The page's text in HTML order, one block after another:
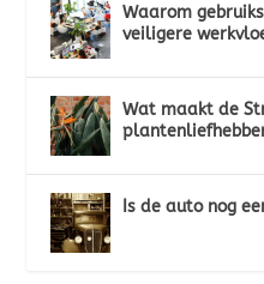
Waarom
veiligere
Wat maakt de
Is de auto nog